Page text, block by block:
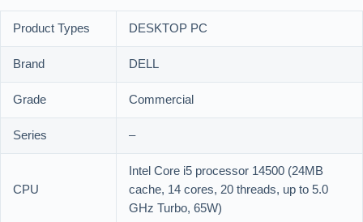
Product Types
DESKTOP PC
Brand
DELL
Grade
Commercial
Series
–
CPU
Intel Core i5 processor 14500 (24MB
cache, 14 cores, 20 threads, up to 5.0
GHz Turbo, 65W)